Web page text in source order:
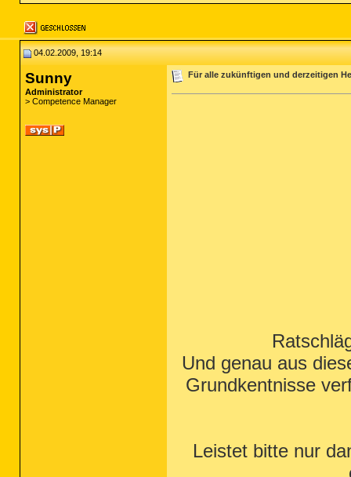
04.02.2009, 19:14
Sunny
Administrator
> Competence Manager
Für alle zukünftigen und derzeitigen
Und genau aus
Grundkentnisse
Leistet bitte nur